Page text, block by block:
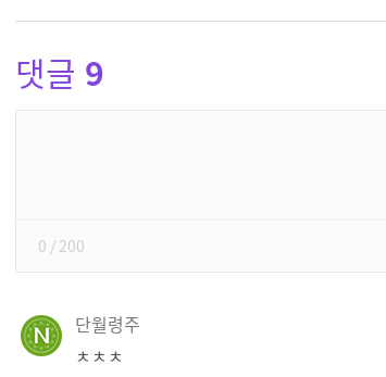
댓글 9
0 / 200
단월령주
ㅊㅊㅊ